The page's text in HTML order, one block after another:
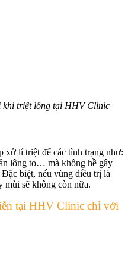
khi triệt lông tại HHV Clinic
lí triệt để các tình trạng như:
lông to… mà không hề gây
biệt, nếu vùng điều trị là
mùi sẽ không còn nữa.
tại HHV Clinic chỉ với